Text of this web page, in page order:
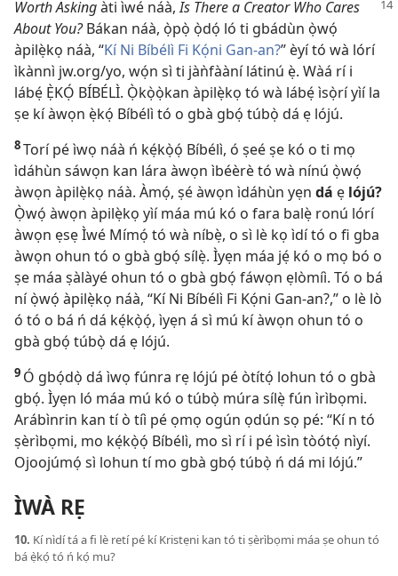
Worth Askingàti ìwé náà,Is Therea Creator Who Cares
About You?Bákan náà, ọ̀pọ̀ ọ̀dọ́ ló ti gbádùn ọ̀wọ́
àpilẹ̀kọ náà, “Kí Ni Bíbélì Fi Kọ́ni Gan-an?” èyí tó wà lórí
ìkànnì jw.org/yo, wọ́n sì ti jàǹfààní látinú ẹ̀. Wàá rí i
lábẹ́ Ẹ̀KỌ́ BÍBÉLÌ. Ọ̀kọ̀ọ̀kan àpilẹ̀kọ tó wà lábẹ́ ìsọ̀rí yìí la
ṣe kí àwọn ẹ̀kọ́ Bíbélì tó o gbà gbọ́ túbọ̀ dá ẹ lójú.
8Torí pé ìwọ náà ń kẹ́kọ̀ọ́ Bíbélì, ó ṣeé ṣe kó o ti mọ
ìdáhùn sáwọn kan lára àwọn ìbéèrè tó wà nínú ọ̀wọ́
àwọn àpilẹ̀kọ náà. Àmọ́, ṣé àwọn ìdáhùn yẹn dá ẹ lójú?
Ọ̀wọ́ àwọn àpilẹ̀kọ yìí máa mú kó o fara balẹ̀ ronú lórí
àwọn ẹsẹ Ìwé Mímọ́ tó wà níbẹ̀, o sì lè kọ ìdí tó o fi gba
àwọn ohun tó o gbà gbọ́ sílẹ̀. Ìyẹn máa jẹ́ kó o mọ bó o
ṣe máa ṣàlàyé ohun tó o gbà gbọ́ fáwọn ẹlòmíì. Tó o bá
ní ọ̀wọ́ àpilẹ̀kọ náà, “Kí Ni Bíbélì Fi Kọ́ni Gan-an?,” o lè lò
ó tó o bá ń dá kẹ́kọ̀ọ́, ìyẹn á sì mú kí àwọn ohun tó o
gbà gbọ́ túbọ̀ dá ẹ lójú.
9 Ó gbọ́dọ̀ dá ìwọ fúnra rẹ lójú pé òtítọ́ lohun tó o gbà
gbọ́. Ìyẹn ló máa mú kó o túbọ̀ múra sílẹ̀ fún ìrìbọmi.
Arábìnrin kan tí ò tíì pé ọmọ ogún ọdún sọ pé: “Kí n tó
ṣèrìbọmi, mo kẹ́kọ̀ọ́ Bíbélì, mo sì rí i pé ìsìn tòótọ́ nìyí.
Ojoojúmọ́ sì lohun tí mo gbà gbọ́ túbọ̀ ń dá mi lójú.”
ÌWÀ RẸ
10. Kí nìdí tá a fi lè retí pé kí Kristẹni kan tó ti ṣèrìbọmi máa ṣe ohun tó
bá ẹ̀kọ́ tó ń kọ́ mu?